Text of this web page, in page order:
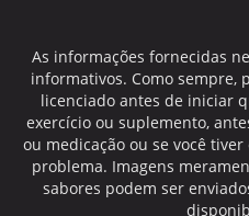
As informações fornecidas
informativos. Como sempre,
licenciado antes de iniciar
exercício ou suplemento,
ou medicação ou se você
problema. Imagens
sabores podem ser